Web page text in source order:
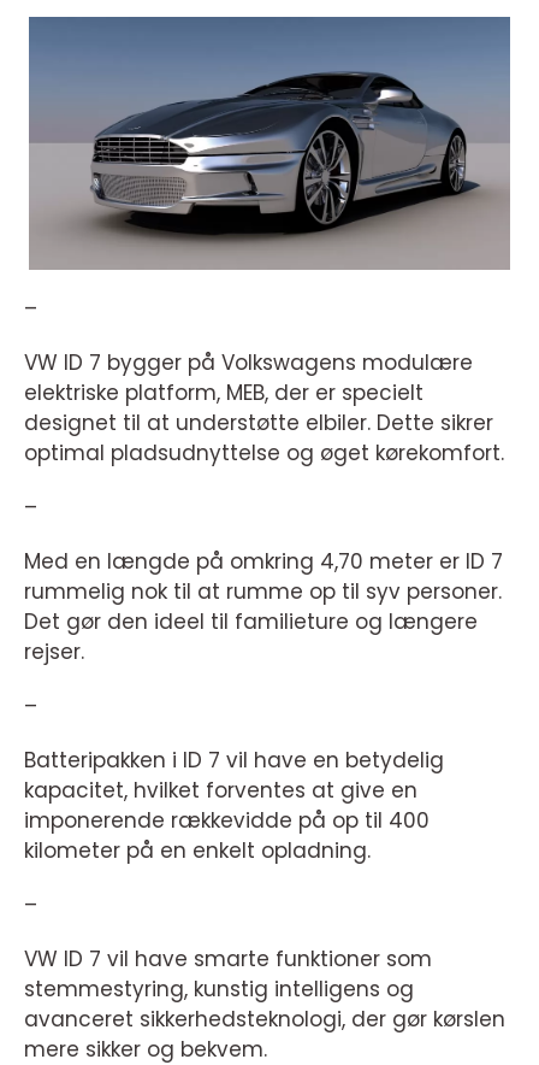
–
VW ID 7 bygger på Volkswagens modulære
elektriske platform, MEB, der er specielt
designet til at understøtte elbiler. Dette sikrer
optimal pladsudnyttelse og øget kørekomfort.
–
Med en længde på omkring 4,70 meter er ID 7
rummelig nok til at rumme op til syv personer.
Det gør den ideel til familieture og længere
rejser.
–
Batteripakken i ID 7 vil have en betydelig
kapacitet, hvilket forventes at give en
imponerende rækkevidde på op til 400
kilometer på en enkelt opladning.
–
VW ID 7 vil have smarte funktioner som
stemmestyring, kunstig intelligens og
avanceret sikkerhedsteknologi, der gør kørslen
mere sikker og bekvem.